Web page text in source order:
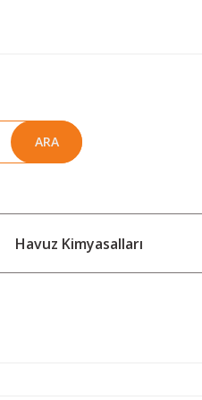
ARA
Havuz Kimyasalları